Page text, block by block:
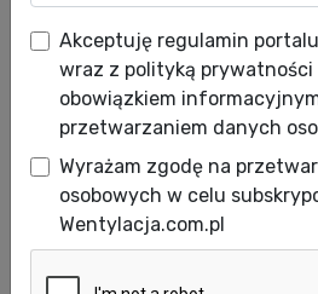
Targi Forum
Salon
marca, a na nich
zgłoszonych
Data publikacji: 14.01.2016
Już 140 Wystawców
Akceptuję regulamin
wraz z polityką
obowiązkiem
przetwarzaniem danych
Wyrażam zgodę na
osobowych w celu
Wentylacja.com.pl